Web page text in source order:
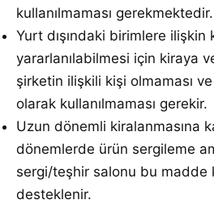
kullanılmaması gerekmektedir.
Yurt dışındaki birimlere
yararlanılabilmesi için kiraya
şirketin ilişkili kişi olmaması
olarak kullanılmaması gerekir.
Uzun dönemli kiralanmasına
dönemlerde ürün sergileme
sergi/teşhir salonu bu madde
desteklenir.